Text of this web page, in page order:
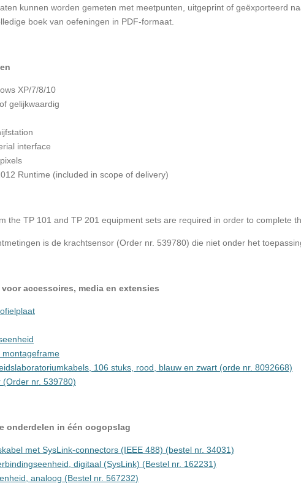
kunnen worden gemeten met meetpunten, uitgeprint of geëxporteerd
boek van oefeningen in PDF-formaat.
XP/7/8/10
gelijkwaardig
interface
Runtime (included in scope of delivery)
the TP 101 and TP 201 equipment sets are required in order to complete
is de krachtsensor (Order nr. 539780) die niet onder het
accessoires, media en extensies
montageframe
106 stuks, rood, blauw en zwart (orde nr. 8092668)
(Order nr. 539780)
onderdelen in één oogopslag
met SysLink-connectors (IEEE 488) (bestel nr. 34031)
digitaal (SysLink) (Bestel nr. 162231)
analoog (Bestel nr. 567232)